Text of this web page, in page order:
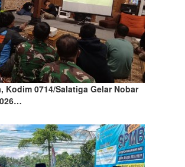
Kodim 0714/Salatiga Gelar Nobar